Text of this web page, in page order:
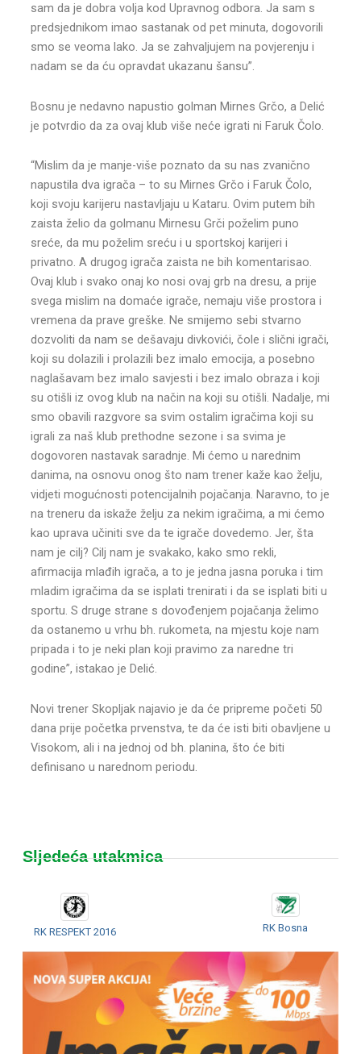
sam da je dobra volja kod Upravnog odbora. Ja sam s
predsjednikom imao sastanak od pet minuta, dogovorili
smo se veoma lako. Ja se zahvaljujem na povjerenju i
nadam se da ću opravdat ukazanu šansu”.
Bosnu je nedavno napustio golman Mirnes Grčo, a Delić
je potvrdio da za ovaj klub više neće igrati ni Faruk Čolo.
“Mislim da je manje-više poznato da su nas zvanično
napustila dva igrača – to su Mirnes Grčo i Faruk Čolo,
koji svoju karijeru nastavljaju u Kataru. Ovim putem bih
zaista želio da golmanu Mirnesu Grči poželim puno
sreće, da mu poželim sreću i u sportskoj karijeri i
privatno. A drugog igrača zaista ne bih komentarisao.
Ovaj klub i svako onaj ko nosi ovaj grb na dresu, a prije
svega mislim na domaće igrače, nemaju više prostora i
vremena da prave greške. Ne smijemo sebi stvarno
dozvoliti da nam se dešavaju divkovići, čole i slični igrači,
koji su dolazili i prolazili bez imalo emocija, a posebno
naglašavam bez imalo savjesti i bez imalo obraza i koji
su otišli iz ovog klub na način na koji su otišli. Nadalje, mi
smo obavili razgvore sa svim ostalim igračima koji su
igrali za naš klub prethodne sezone i sa svima je
dogovoren nastavak saradnje. Mi ćemo u narednim
danima, na osnovu onog što nam trener kaže kao želju,
vidjeti mogućnosti potencijalnih pojačanja. Naravno, to je
na treneru da iskaže želju za nekim igračima, a mi ćemo
kao uprava učiniti sve da te igrače dovedemo. Jer, šta
nam je cilj? Cilj nam je svakako, kako smo rekli,
afirmacija mlađih igrača, a to je jedna jasna poruka i tim
mladim igračima da se isplati trenirati i da se isplati biti u
sportu. S druge strane s dovođenjem pojačanja želimo
da ostanemo u vrhu bh. rukometa, na mjestu koje nam
pripada i to je neki plan koji pravimo za naredne tri
godine”, istakao je Delić.
Novi trener Skopljak najavio je da će pripreme početi 50
dana prije početka prvenstva, te da će isti biti obavljene u
Visokom, ali i na jednoj od bh. planina, što će biti
definisano u narednom periodu.
Sljedeća utakmica
RK RESPEKT 2016 RK Bosna